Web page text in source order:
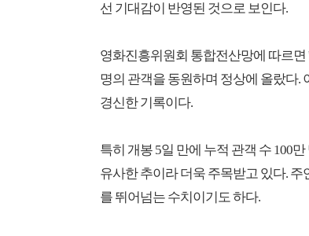
선 기대감이 반영된 것으로 보인다.
영화진흥위원회 통합전산망에 따르면
명의 관객을 동원하며 정상에 올랐다.
경신한 기록이다.
특히 개봉 5일 만에 누적 관객 수 100
유사한 추이라 더욱 주목받고 있다.
를 뛰어넘는 수치이기도 하다.